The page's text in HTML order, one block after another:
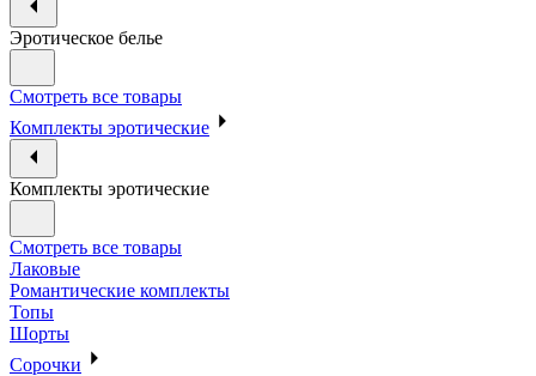
Эротическое белье
Смотреть все товары
Комплекты эротические
Комплекты эротические
Смотреть все товары
Лаковые
Романтические комплекты
Топы
Шорты
Сорочки